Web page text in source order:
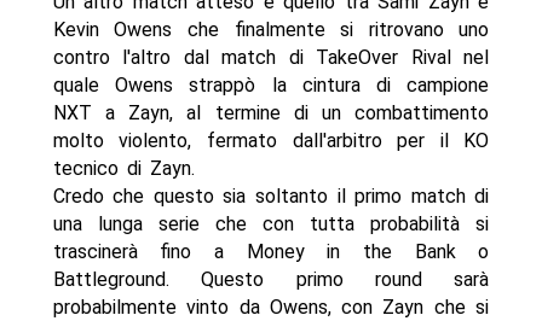
Kevin Owens che finalmente si ritrovano uno
contro l'altro dal match di TakeOver Rival nel
quale Owens strappò la cintura di campione
NXT a Zayn, al termine di un combattimento
molto violento, fermato dall'arbitro per il KO
tecnico di Zayn.
Credo che questo sia soltanto il primo match di
una lunga serie che con tutta probabilità si
trascinerà fino a Money in the Bank o
Battleground. Questo primo round sarà
probabilmente vinto da Owens, con Zayn che si